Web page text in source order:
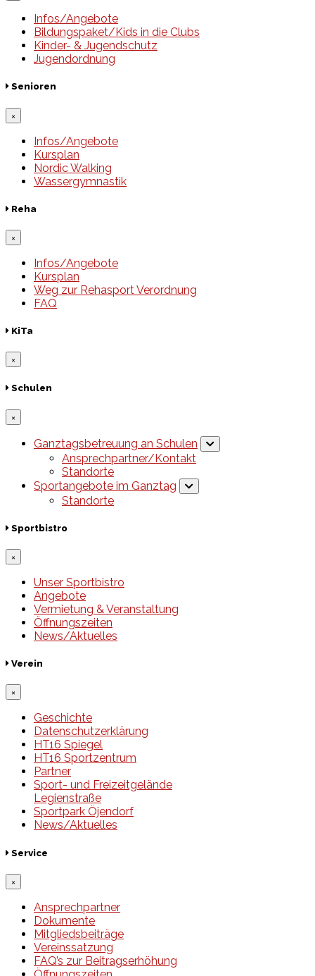
Infos/Angebote
Bildungspaket/Kids in die Clubs
Kinder- & Jugendschutz
Jugendordnung
Senioren
×
Infos/Angebote
Kursplan
Nordic Walking
Wassergymnastik
Reha
×
Infos/Angebote
Kursplan
Weg zur Rehasport Verordnung
FAQ
KiTa
×
Schulen
×
Ganztagsbetreuung an Schulen
Ansprechpartner/Kontakt
Standorte
Sportangebote im Ganztag
Standorte
Sportbistro
×
Unser Sportbistro
Angebote
Vermietung & Veranstaltung
Öffnungszeiten
News/Aktuelles
Verein
×
Geschichte
Datenschutzerklärung
HT16 Spiegel
HT16 Sportzentrum
Partner
Sport- und Freizeitgelände
Legienstraße
Sportpark Öjendorf
News/Aktuelles
Service
×
Ansprechpartner
Dokumente
Mitgliedsbeiträge
Vereinssatzung
FAQ’s zur Beitragserhöhung